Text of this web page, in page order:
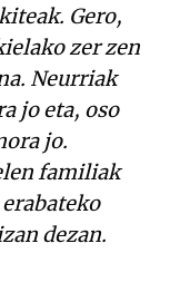
Gero,
zer zen
Neurriak
jo eta, oso
jo.
familiak
dezan.